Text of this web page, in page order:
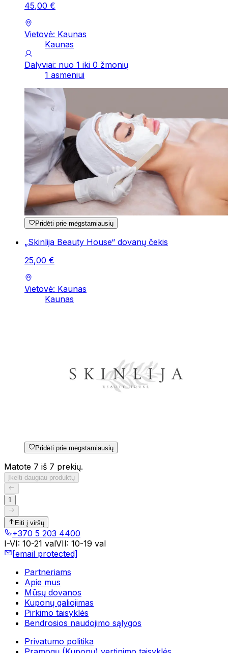
45,00 €
Vietovė: Kaunas
Kaunas
Dalyviai: nuo 1 iki 0 žmonių
1 asmeniui
Pridėti prie mėgstamiausių
„Skinlija Beauty House“ dovanų čekis
25,00 €
Vietovė: Kaunas
Kaunas
Pridėti prie mėgstamiausių
Matote 7 iš 7 prekių.
Įkelti daugiau produktų
1
Eiti į viršų
+370 5 203 4400
I-VI: 10-21 valVII: 10-19 val
[email protected]
Partneriams
Apie mus
Mūsų dovanos
Kuponų galiojimas
Pirkimo taisyklės
Bendrosios naudojimo sąlygos
Privatumo politika